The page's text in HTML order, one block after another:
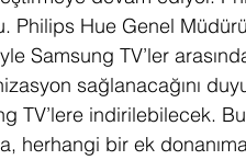
Philips Hue Genel
Samsung TV’ler
sağlanacağını
TV’lere indirilebilecek.
herhangi bir ek